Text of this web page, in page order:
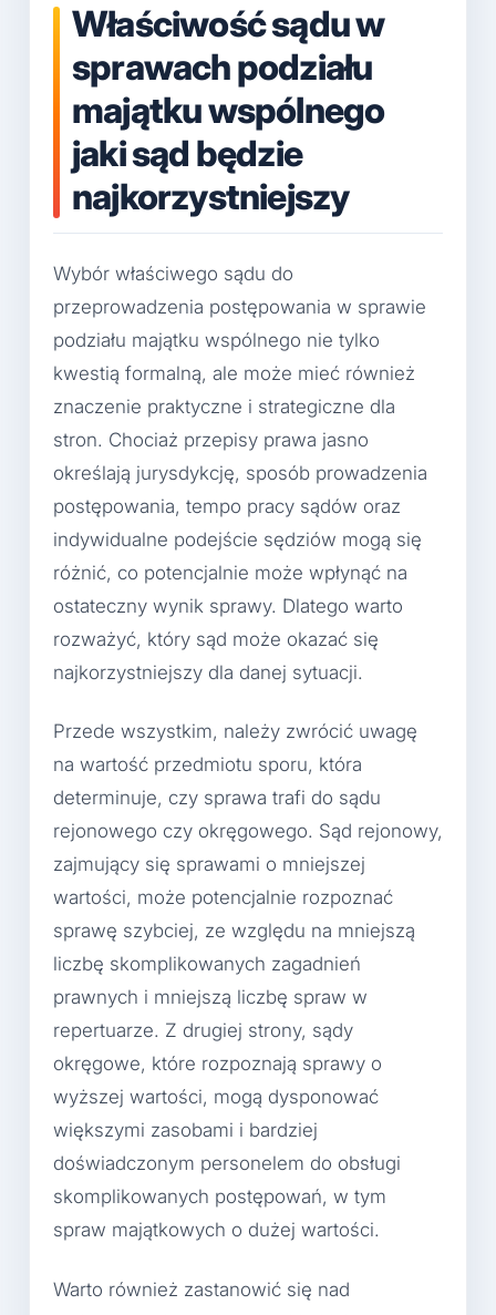
Właściwość sądu w
sprawach podziału
majątku wspólnego
jaki sąd będzie
najkorzystniejszy
Wybór właściwego sądu do
przeprowadzenia postępowania w sprawie
podziału majątku wspólnego nie tylko
kwestią formalną, ale może mieć również
znaczenie praktyczne i strategiczne dla
stron. Chociaż przepisy prawa jasno
określają jurysdykcję, sposób prowadzenia
postępowania, tempo pracy sądów oraz
indywidualne podejście sędziów mogą się
różnić, co potencjalnie może wpłynąć na
ostateczny wynik sprawy. Dlatego warto
rozważyć, który sąd może okazać się
najkorzystniejszy dla danej sytuacji.
Przede wszystkim, należy zwrócić uwagę
na wartość przedmiotu sporu, która
determinuje, czy sprawa trafi do sądu
rejonowego czy okręgowego. Sąd rejonowy,
zajmujący się sprawami o mniejszej
wartości, może potencjalnie rozpoznać
sprawę szybciej, ze względu na mniejszą
liczbę skomplikowanych zagadnień
prawnych i mniejszą liczbę spraw w
repertuarze. Z drugiej strony, sądy
okręgowe, które rozpoznają sprawy o
wyższej wartości, mogą dysponować
większymi zasobami i bardziej
doświadczonym personelem do obsługi
skomplikowanych postępowań, w tym
spraw majątkowych o dużej wartości.
Warto również zastanowić się nad